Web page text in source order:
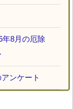
年8月の厄除
ンケート